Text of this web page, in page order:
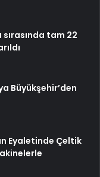
tam 22
Büyükşehir’den
Eyaletinde Çeltik